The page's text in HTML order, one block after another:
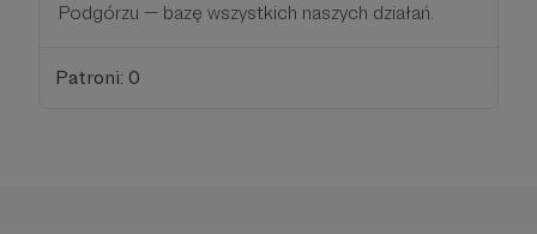
Podgórzu — bazę wszystkich naszych działań.
Patroni: 0